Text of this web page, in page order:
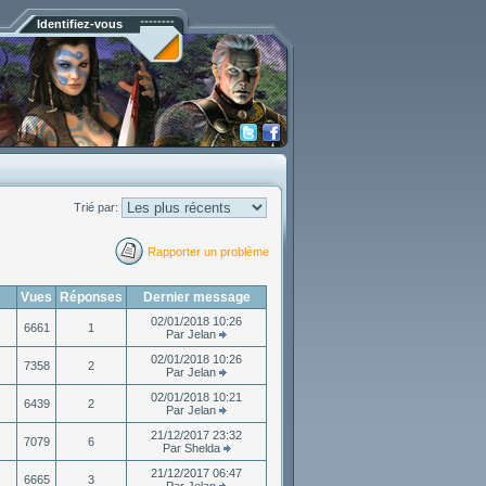
Identifiez-vous
Trié par:
Rapporter un problème
Vues Réponses Dernier message
6661 1
02/01/2018 10:26
Par Jelan
7358 2
02/01/2018 10:26
Par Jelan
6439 2
02/01/2018 10:21
Par Jelan
7079 6
21/12/2017 23:32
Par Shelda
6665 3
21/12/2017 06:47